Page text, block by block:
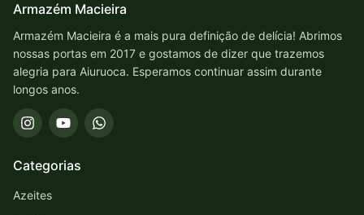
Armazém Macieira
Armazém Macieira é a mais pura definição de delícia! Abrimos
nossas portas em 2017 e gostamos de dizer que trazemos
alegria para Aiuruoca. Esperamos continuar assim durante
longos anos.
Categorias
Azeites